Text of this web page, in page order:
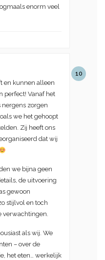
enorm veel
10
en kunnen alleen
perfect! Vanaf het
zorgen
we het gehoopt
Zij heeft ons
dat wij
we bijna geen
de uitvoering
gewoon
stijlvol en toch
verwachtingen.
als wij. We
– over de
het eten… werkelijk